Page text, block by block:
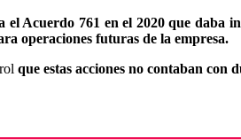
el Acuerdo 761 en el 2020 que daba
operaciones futuras de la empresa.
que estas acciones no contaban con